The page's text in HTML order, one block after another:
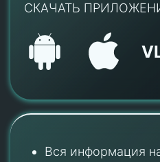
СКАЧАТЬ
Вся информация